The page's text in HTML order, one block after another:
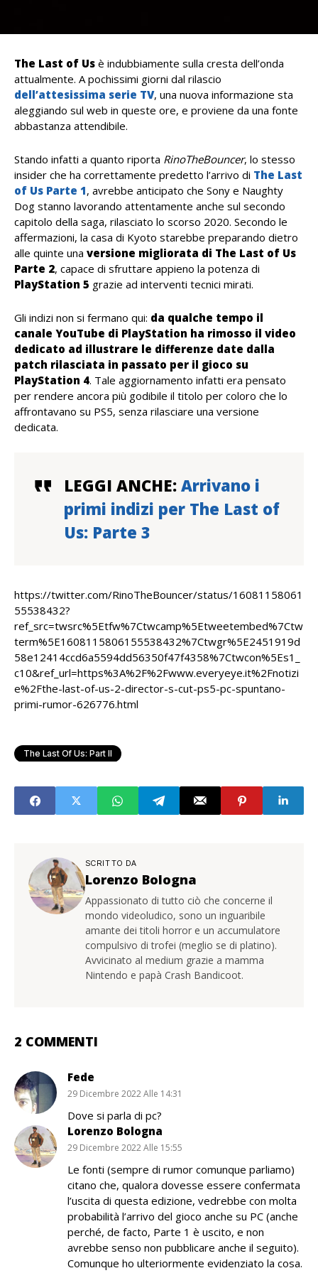
The Last of Us è indubbiamente sulla cresta dell’onda
attualmente. A pochissimi giorni dal rilascio
dell’attesissima serie TV, una nuova informazione sta
aleggiando sul web in queste ore, e proviene da una fonte
abbastanza attendibile.
Stando infatti a quanto riporta RinoTheBouncer, lo stesso
insider che ha correttamente predetto l’arrivo di The Last
of Us Parte 1, avrebbe anticipato che Sony e Naughty
Dog stanno lavorando attentamente anche sul secondo
capitolo della saga, rilasciato lo scorso 2020. Secondo le
affermazioni, la casa di Kyoto starebbe preparando dietro
alle quinte una versione migliorata di The Last of Us
Parte 2, capace di sfruttare appieno la potenza di
PlayStation 5 grazie ad interventi tecnici mirati.
Gli indizi non si fermano qui: da qualche tempo il
canale YouTube di PlayStation ha rimosso il video
dedicato ad illustrare le differenze date dalla
patch rilasciata in passato per il gioco su
PlayStation 4. Tale aggiornamento infatti era pensato
per rendere ancora più godibile il titolo per coloro che lo
affrontavano su PS5, senza rilasciare una versione
dedicata.
LEGGI ANCHE: Arrivano i
primi indizi per The Last of
Us: Parte 3
https://twitter.com/RinoTheBouncer/status/16081158061
55538432?
ref_src=twsrc%5Etfw%7Ctwcamp%5Etweetembed%7Ctw
term%5E1608115806155538432%7Ctwgr%5E2451919d
58e12414ccd6a5594dd56350f47f4358%7Ctwcon%5Es1_
c10&ref_url=https%3A%2F%2Fwww.everyeye.it%2Fnotizi
e%2Fthe-last-of-us-2-director-s-cut-ps5-pc-spuntano-
primi-rumor-626776.html
The Last Of Us: Part II
SCRITTO DA
Lorenzo Bologna
Appassionato di tutto ciò che concerne il
mondo videoludico, sono un inguaribile
amante dei titoli horror e un accumulatore
compulsivo di trofei (meglio se di platino).
Avvicinato al medium grazie a mamma
Nintendo e papà Crash Bandicoot.
2 COMMENTI
Fede
29 Dicembre 2022 Alle 14:31
Dove si parla di pc?
Lorenzo Bologna
29 Dicembre 2022 Alle 15:55
Le fonti (sempre di rumor comunque parliamo)
citano che, qualora dovesse essere confermata
l’uscita di questa edizione, vedrebbe con molta
probabilità l’arrivo del gioco anche su PC (anche
perché, de facto, Parte 1 è uscito, e non
avrebbe senso non pubblicare anche il seguito).
Comunque ho ulteriormente evidenziato la cosa.